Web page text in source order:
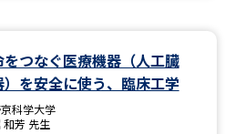
奨学金・特待生制度特集
進路の３択
をつなぐ医療機器（人工臓
）を安全に使う、臨床工学
科学大学
和芳 先生